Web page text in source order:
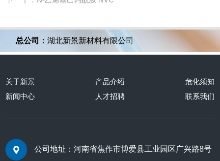
总公司：湖北新景新材料有限公司
关于新景 产品介绍
危化须知
新闻中心
人才招聘 联系我们
公司地址：河南省焦作市博爱县工业园区广兴路8号